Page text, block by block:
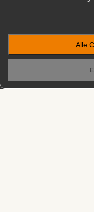
Alle